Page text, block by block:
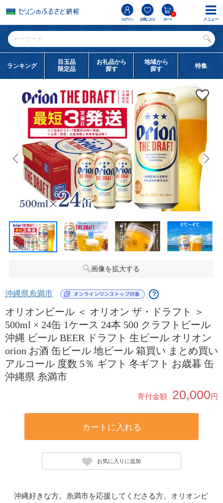
ログイン お気に入り カート
0
ランキング
目玉品
限定品
お礼品から
探す
地域から
探す
特集
画像を拡大する
沖縄県糸満市 ？
オリオンビール ＜ オリオン ザ・ドラフト ＞
500ml × 24缶 1ケース 24本 500 クラフトビール
沖縄 ビール BEER ドラフト 生ビール オリオン
orion お酒 缶ビール 地ビール 箱買い まとめ買い
アルコール 度数 5％ ギフト 冬ギフト お歳暮 缶
沖縄県 糸満市
寄付金額 20,000円
カートに入れる
お気に入りに追加
沖縄好きな方。糸満市を応援してくださる方。オリオンビ
メニュー